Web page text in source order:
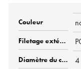
4